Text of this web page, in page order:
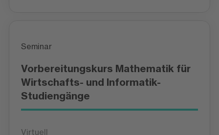
Seminar
Vorbereitungskurs Mathematik für
Wirtschafts- und Informatik-
Studiengänge
Virtuell